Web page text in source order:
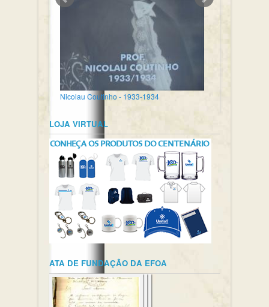
Nicolau Coutinho - 1933-1934
LOJA VIRTUAL
ATA DE FUNDAÇÃO DA EFOA